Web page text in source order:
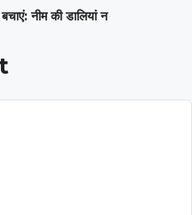
बचाएं: नीम की डालियां न